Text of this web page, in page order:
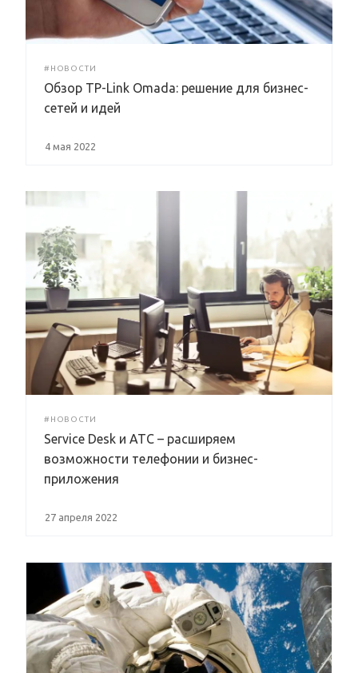
#НОВОСТИ
Обзор TP-Link Omada: решение для бизнес-
сетей и идей
4 мая 2022
#НОВОСТИ
Service Desk и АТС – расширяем
возможности телефонии и бизнес-
приложения
27 апреля 2022